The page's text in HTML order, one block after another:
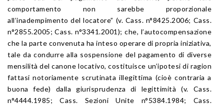
comportamento non sarebbe proporzionale
all’inadempimento del locatore” (v. Cass. n°8425.2006; Cass.
n°2855.2005; Cass. n°3341.2001); che, l’autocompensazione
che la parte convenuta ha inteso operare di propria iniziativa,
tale da condurre alla sospensione del pagamento di diverse
mensilità del canone locativo, costituisce un’ipotesi di ragion
fattasi notoriamente scrutinata illegittima (cioè contraria a
buona fede) dalla giurisprudenza di legittimità (v. Cass.
n°4444.1985; Cass. Sezioni Unite n°5384.1984; Cass.